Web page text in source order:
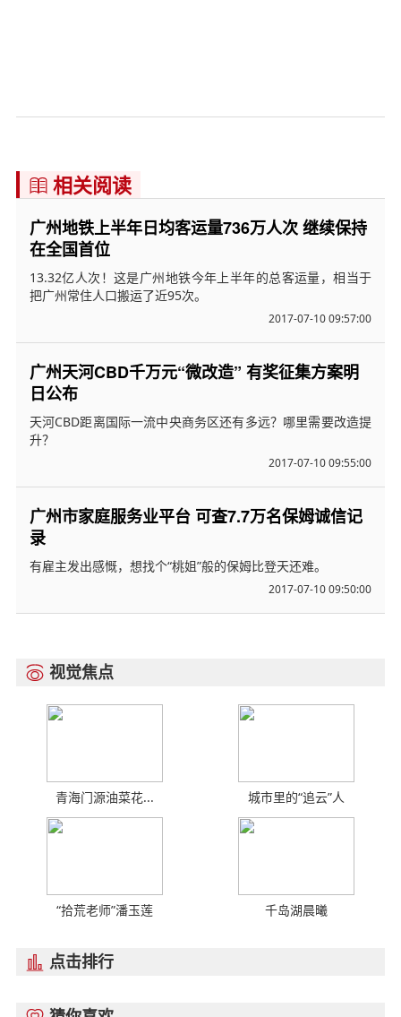
 相关阅读
广州地铁上半年日均客运量736万人次 继续保持
在全国首位
13.32亿人次！这是广州地铁今年上半年的总客运量，相当于
把广州常住人口搬运了近95次。
2017-07-10 09:57:00
广州天河CBD千万元“微改造” 有奖征集方案明
日公布
天河CBD距离国际一流中央商务区还有多远？哪里需要改造提
升？
2017-07-10 09:55:00
广州市家庭服务业平台 可查7.7万名保姆诚信记
录
有雇主发出感慨，想找个“桃姐”般的保姆比登天还难。
2017-07-10 09:50:00
 视觉焦点
青海门源油菜花... 城市里的“追云”人
“拾荒老师”潘玉莲 千岛湖晨曦
 点击排行